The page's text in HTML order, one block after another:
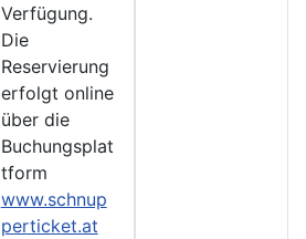
Verfügung.
Die
Reservierung
erfolgt online
über die
Buchungsplat
tform
www.schnup
perticket.at